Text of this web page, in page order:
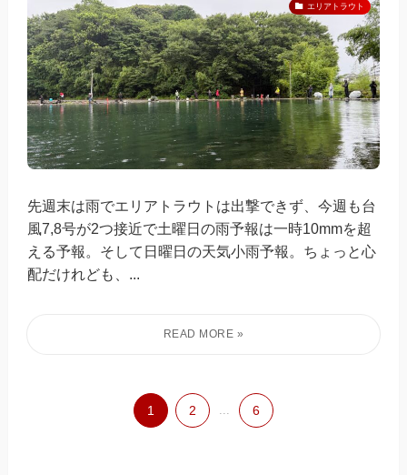
エリアトラウト
先週末は雨でエリアトラウトは出撃できず、今週も台
風7,8号が2つ接近で土曜日の雨予報は一時10mmを超
える予報。そして日曜日の天気小雨予報。ちょっと心
配だけれども、...
1 2 6